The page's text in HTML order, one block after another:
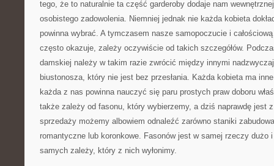
tego, że to naturalnie ta część garderoby dodaje nam
osobistego zadowolenia. Niemniej jednak nie każda kobieta
powinna wybrać. A tymczasem nasze samopoczucie i
często okazuje, zależy oczywiście od takich szczegółów.
damskiej należy w takim razie zwrócić między innymi
biustonosza, który nie jest bez przesłania. Każda kobieta ma
każda z nas powinna nauczyć się paru prostych praw doboru
także zależy od fasonu, który wybierzemy, a dziś naprawdę jest
sprzedaży możemy albowiem odnaleźć zarówno staniki
romantyczne lub koronkowe. Fasonów jest w samej rzeczy dużo
samych zależy, który z nich wyłonimy.